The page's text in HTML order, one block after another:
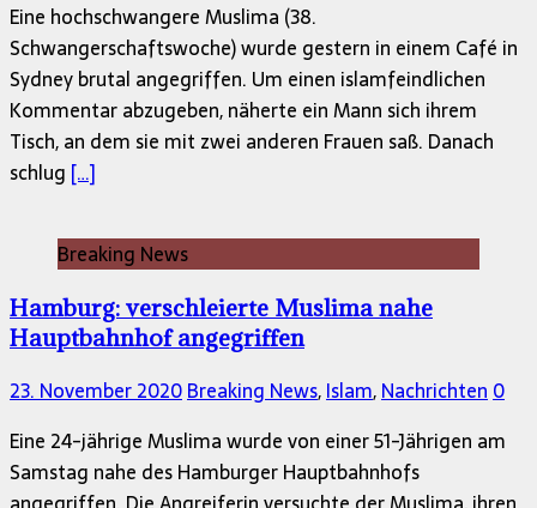
Eine hochschwangere Muslima (38.
Schwangerschaftswoche) wurde gestern in einem Café in
Sydney brutal angegriffen. Um einen islamfeindlichen
Kommentar abzugeben, näherte ein Mann sich ihrem
Tisch, an dem sie mit zwei anderen Frauen saß. Danach
schlug […]
Breaking News
Hamburg: verschleierte Muslima nahe
Hauptbahnhof angegriffen
23. November 2020Breaking News,Islam,Nachrichten 0
Eine 24-jährige Muslima wurde von einer 51-Jährigen am
Samstag nahe des Hamburger Hauptbahnhofs